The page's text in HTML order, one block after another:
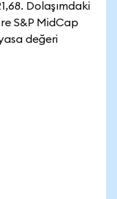
Dolaşımdaki
S&P MidCap
değeri